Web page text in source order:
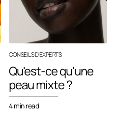
CONSEILS D'EXPERTS
Qu'est-ce qu'une
peau mixte ?
4 min read